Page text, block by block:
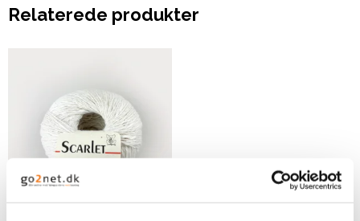
Relaterede produkter